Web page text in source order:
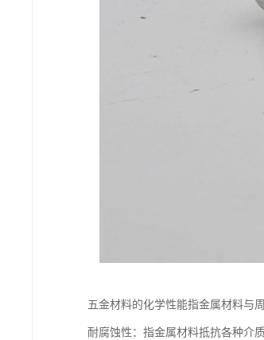
五金材料的化学性能指金属材料与
耐腐蚀性：指金属材料抵抗各种介